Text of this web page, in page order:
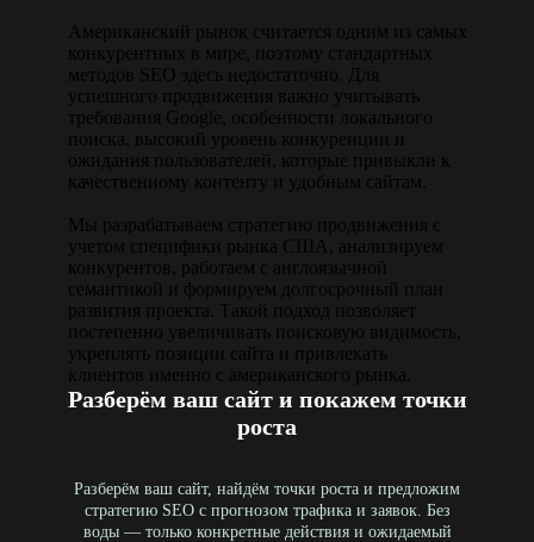
Американский рынок считается одним из самых
конкурентных в мире, поэтому стандартных
методов SEO здесь недостаточно. Для
успешного продвижения важно учитывать
требования Google, особенности локального
поиска, высокий уровень конкуренции и
ожидания пользователей, которые привыкли к
качественному контенту и удобным сайтам.
Мы разрабатываем стратегию продвижения с
учетом специфики рынка США, анализируем
конкурентов, работаем с англоязычной
семантикой и формируем долгосрочный план
развития проекта. Такой подход позволяет
постепенно увеличивать поисковую видимость,
укреплять позиции сайта и привлекать
клиентов именно с американского рынка.
Разберём ваш сайт и покажем точки
роста
Разберём ваш сайт, найдём точки роста и предложим
стратегию SEO с прогнозом трафика и заявок. Без
воды — только конкретные действия и ожидаемый